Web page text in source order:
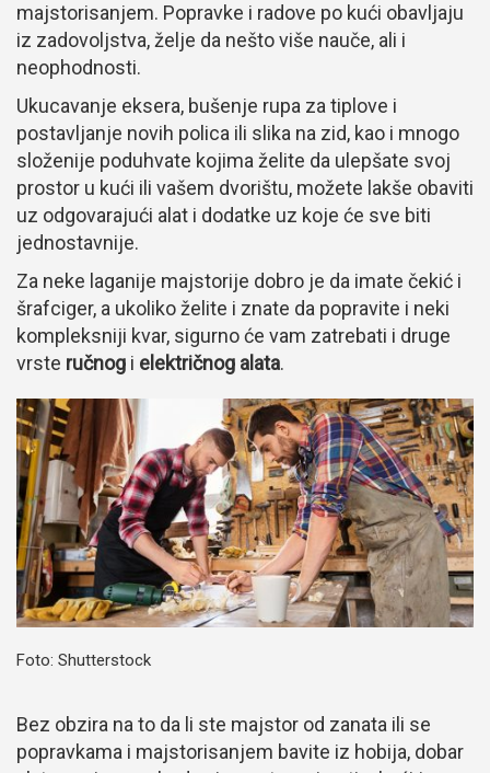
majstorisanjem. Popravke i radove po kući obavljaju
iz zadovoljstva, želje da nešto više nauče, ali i
neophodnosti.
Ukucavanje eksera, bušenje rupa za tiplove i
postavljanje novih polica ili slika na zid, kao i mnogo
složenije poduhvate kojima želite da ulepšate svoj
prostor u kući ili vašem dvorištu, možete lakše obaviti
uz odgovarajući alat i dodatke uz koje će sve biti
jednostavnije.
Za neke laganije majstorije dobro je da imate čekić i
šrafciger, a ukoliko želite i znate da popravite i neki
kompleksniji kvar, sigurno će vam zatrebati i druge
vrste ručnog i električnog alata.
Foto: Shutterstock
Bez obzira na to da li ste majstor od zanata ili se
popravkama i majstorisanjem bavite iz hobija, dobar